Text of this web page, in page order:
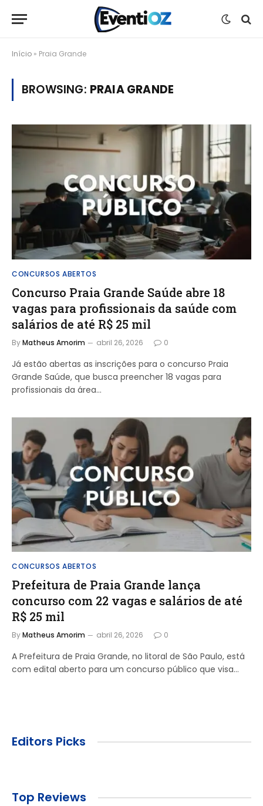
Início » Praia Grande
BROWSING: PRAIA GRANDE
CONCURSOS ABERTOS
Concurso Praia Grande Saúde abre 18
vagas para profissionais da saúde com
salários de até R$ 25 mil
ByMatheus Amorim abril 26, 2026 0
Já estão abertas as inscrições para o concurso Praia
Grande Saúde, que busca preencher 18 vagas para
profissionais da área…
CONCURSOS ABERTOS
Prefeitura de Praia Grande lança
concurso com 22 vagas e salários de até
R$ 25 mil
ByMatheus Amorim abril 26, 2026 0
A Prefeitura de Praia Grande, no litoral de São Paulo, está
com edital aberto para um concurso público que visa…
Editors Picks
Top Reviews